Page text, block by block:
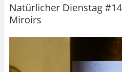
Natürlicher Dienstag
Miroirs